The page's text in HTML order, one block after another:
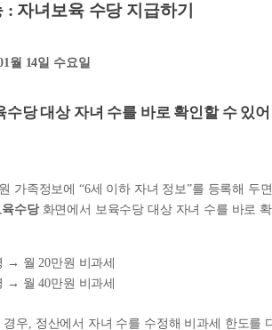
: 자녀보육 수당 지급하기
월 14일 수요일
수당 대상 자녀 수를 바로 확인할 수 있어
가족정보에 “6세 이하 자녀 정보”를 등록해 두면
수당화면에서 보육수당 대상 자녀 수를 바로 확
→ 월 20만원 비과세
→ 월 40만원 비과세
경우, 정산에서 자녀 수를 수정해 비과세 한도를